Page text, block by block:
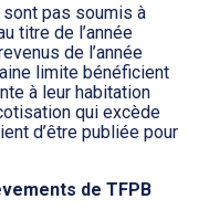
pas soumis à
titre de l’année
de l’année
limite bénéficient
à leur habitation
qui excède
d’être publiée pour
de TFPB